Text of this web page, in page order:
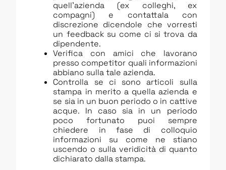
quell’azienda (ex colleghi, ex
compagni) e contattala con
discrezione dicendole che vorresti
un feedback su come ci si trova da
dipendente.
Verifica con amici che lavorano
presso competitor quali informazioni
abbiano sulla tale azienda.
Controlla se ci sono articoli sulla
stampa in merito a quella azienda e
se sia in un buon periodo o in cattive
acque. In caso sia in un periodo
poco fortunato puoi sempre
chiedere in fase di colloquio
informazioni su come ne stiano
uscendo o sulla veridicità di quanto
dichiarato dalla stampa.